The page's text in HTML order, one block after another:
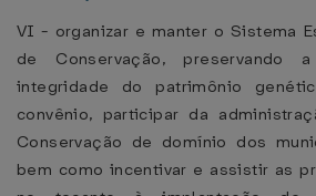
VI - organizar e manter o Sistema
de Conservação, preservando
integridade do patrimônio
convênio, participar da
Conservação de domínio dos
bem como incentivar e assistir as